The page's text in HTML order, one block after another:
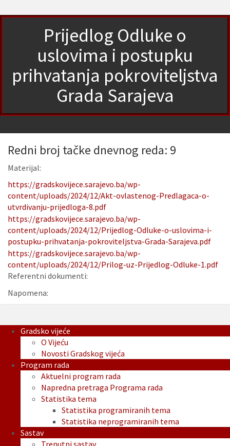
Prijedlog Odluke o
uslovima i postupku
prihvatanja pokroviteljstva
Grada Sarajeva
Redni broj tačke dnevnog reda: 9
Materijal:
https://gradskovijece.sarajevo.ba/wp-
content/uploads/2024/12/Akt-ovlastenog-Predlagaca-o-
utvrdivanju-prijedloga-8.pdf
https://gradskovijece.sarajevo.ba/wp-
content/uploads/2024/12/Prijedlog-Odluke-o-uslovima-i-
postupku-prihvatanja-pokroviteljstva-Grada-Sarajeva.pdf
https://gradskovijece.sarajevo.ba/wp-
content/uploads/2024/12/Prilog-uz-Prijedlog-Odluke-1.pdf
Referentni dokumenti:
Napomena:
Gradsko vijeće
O Vijeću
Novosti Gradskog vijeća
Program rada
Aktuelni program rada
Napredna pretraga Programa rada
Statistika tema
Statistika programiranih tema
Statistika neprogramiranih tema
Sastav